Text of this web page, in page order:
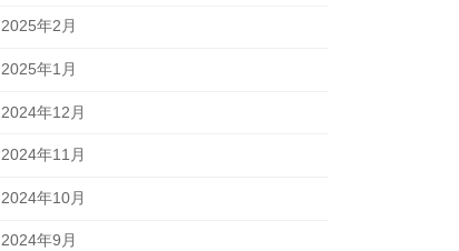
2025年2月
2025年1月
2024年12月
2024年11月
2024年10月
2024年9月